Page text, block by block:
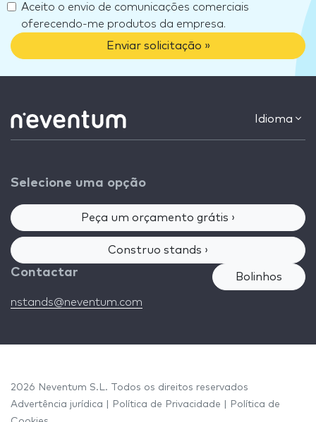
Aceito o envio de comunicações comerciais
oferecendo-me produtos da empresa.
Enviar solicitação »
Idioma
Selecione uma opção
Peça um orçamento grátis ›
Construo stands ›
Contactar
nstands@neventum.com
Bolinhos
2026 Neventum S.L. Todos os direitos reservados
Advertência jurídica
Política de Privacidade
Política de